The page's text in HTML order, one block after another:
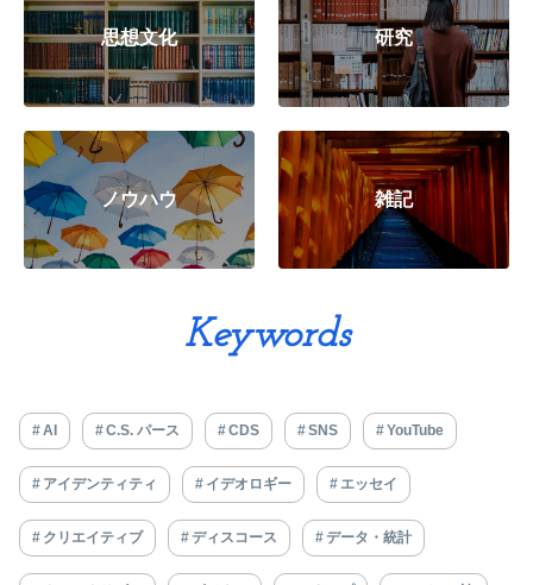
思想文化 研究
ノウハウ 雑記
Keywords
AI C.S. パース CDS SNS YouTube
アイデンティティ イデオロギー エッセイ
クリエイティブ ディスコース データ・統計